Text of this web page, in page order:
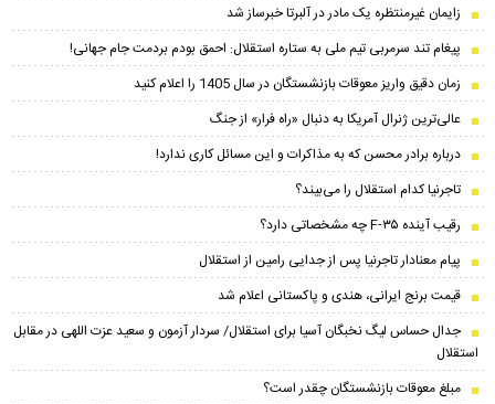
زایمان غیرمنتظره یک مادر در آلبرتا خبرساز شد
پیغام تند سرمربی تیم ملی به ستاره استقلال: احمق بودم بردمت جام جهانی!
زمان دقیق واریز معوقات بازنشستگان در سال 1405 را اعلام کنید
عالی‌ترین ژنرال آمریکا به دنبال «راه فرار» از جنگ
درباره برادر محسن که به مذاکرات و این مسائل کاری ندارد!
تاجرنیا کدام استقلال را می‌بیند؟
رقیب آینده F-۳۵ چه مشخصاتی دارد؟
پیام معنادار تاجرنیا پس از جدایی رامین از استقلال
قیمت برنج ایرانی، هندی و پاکستانی اعلام شد
جدال حساس لیگ نخبگان آسیا برای استقلال/ سردار آزمون و سعید عزت اللهی در مقابل
استقلال
مبلغ معوقات بازنشستگان چقدر است؟